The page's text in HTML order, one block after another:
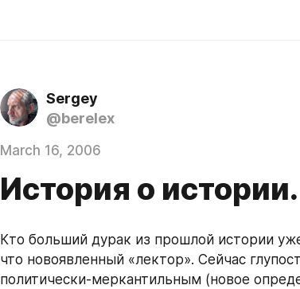
Sergey
@berelex
March 16, 2006
История о
Кто больший дурак из прошлой истории
что новоявленный «лектор». Сейчас
политически-меркантильным (новое